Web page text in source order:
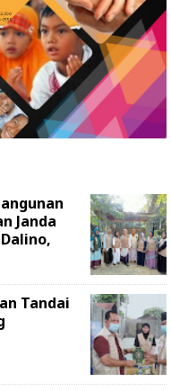
Janda
Tandai